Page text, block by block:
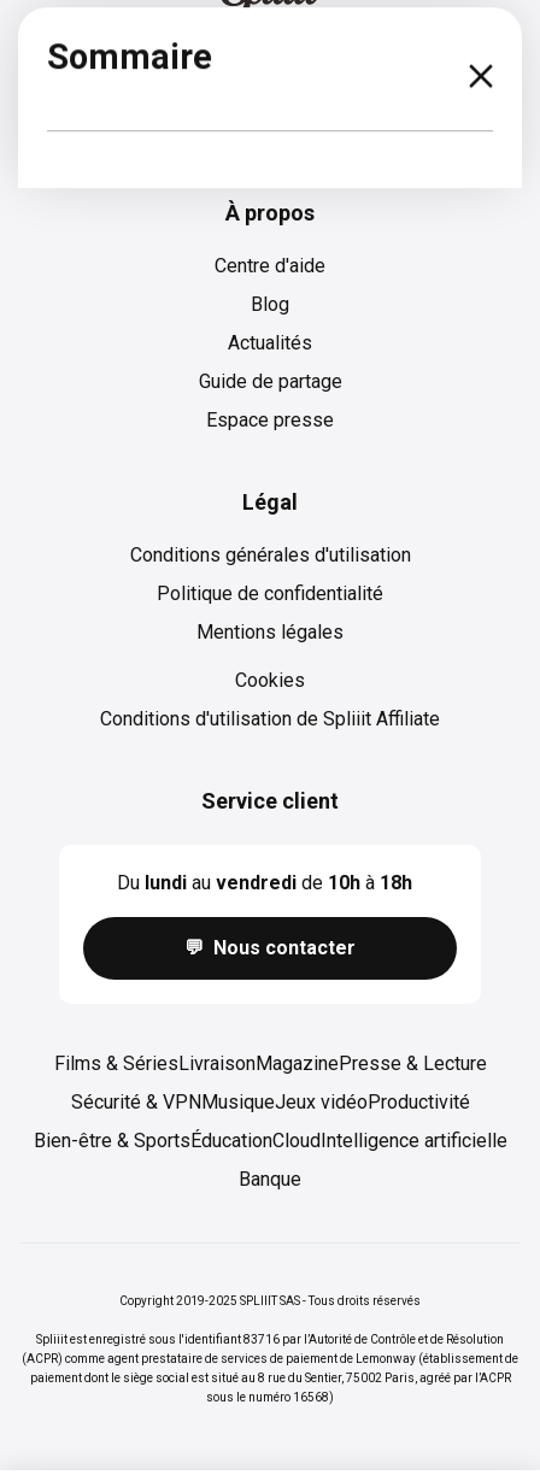
Sommaire
À propos
Centre d'aide
Blog
Actualités
Guide de partage
Espace presse
Légal
Conditions générales d'utilisation
Politique de confidentialité
Mentions légales
Cookies
Cookies
Conditions d'utilisation de Spliiit Affiliate
Service client
Du lundiau vendredide 10hà 18h
💬 Nous contacter
Films & SériesLivraisonMagazinePresse & Lecture
Sécurité & VPNMusiqueJeux vidéoProductivité
Bien-être & SportsÉducationCloudIntelligence artificielle
Banque
Copyright 2019-2025 SPLIIIT SAS - Tous droits réservés
Spliiit est enregistré sous l'identifiant 83716 par l’Autorité de Contrôle et de Résolution
(ACPR) comme agent prestataire de services de paiement de Lemonway (établissement de
paiement dont le siège social est situé au 8 rue du Sentier, 75002 Paris, agréé par l’ACPR
sous le numéro 16568)